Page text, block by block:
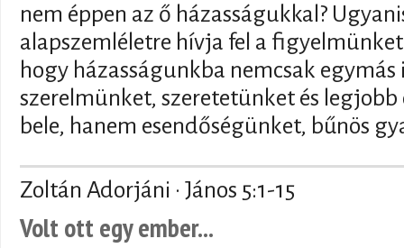
nem éppen az ő házasságukkal?
alapszemléletre hívja fel a
hogy házasságunkba nemcsak
szerelmünket, szeretetünket és
bele, hanem esendőségünket, bűnös
Zoltán Adorjáni · János 5:1-15
Volt ott egy ember...